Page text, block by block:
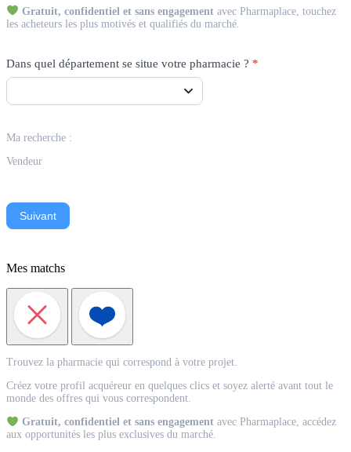
Gratuit, confidentiel et sans engagement avec Pharmaplace, touchez
les acheteurs les plus motivés et qualifiés du marché.
Dans quel département se situe votre pharmacie ? *
Ma recherche :
Vendeur
Suivant
Mes matchs
Acquéreur
Trouvez la pharmacie qui correspond à votre projet.
Créez votre profil acquéreur en quelques clics et soyez alerté avant tout le
monde des offres qui vous correspondent.
Gratuit, confidentiel et sans engagementavec Pharmaplace, accédez
aux opportunités les plus exclusives du marché.